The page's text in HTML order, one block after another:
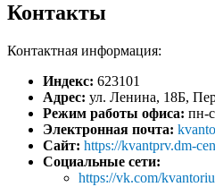
Контакты
Контактная информация:
Индекс: 623101
Адрес: ул. Ленина, 18Б,
Режим работы офиса: пн-
Электронная почта:
Сайт: https://kvantprv.dm-
Социальные сети:
https://vk.com/